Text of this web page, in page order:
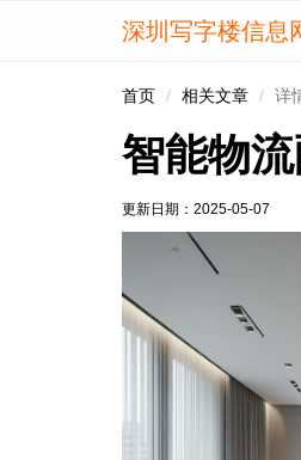
深圳写字楼信息
首页 相关文章 详
智能物
更新日期： 2025-05-07